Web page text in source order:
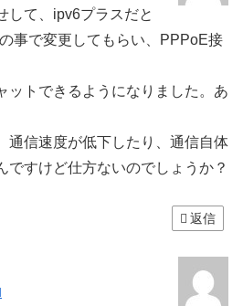
して、ipv6プラスだと
事で変更してもらい、PPPoE接
ットできるようになりました。あ
通信速度が低下したり、通信自体
ですけど仕方ないのでしょうか？
返信